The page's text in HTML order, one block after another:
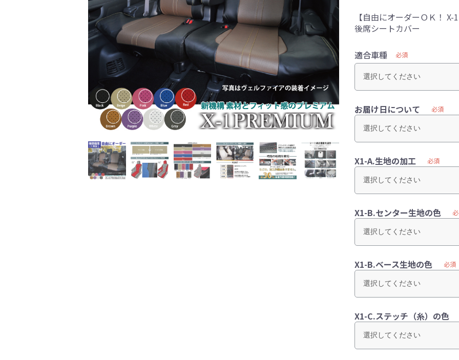
【自由にオーダーＯＫ！
後席シートカバー
適合車種 必須
お届け日について 必須
X1-A.生地の加工 必須
X1-B.センター生地の色
X1-B.ベース生地の色 必須
X1-C.ステッチ（糸）の色